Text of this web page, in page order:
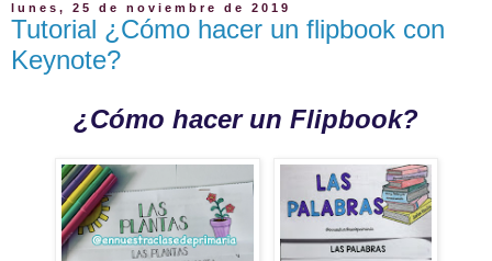
lunes, 25 de noviembre de 2019
Tutorial ¿Cómo hacer un flipbook con
Keynote?
¿Cómo hacer un Flipbook?